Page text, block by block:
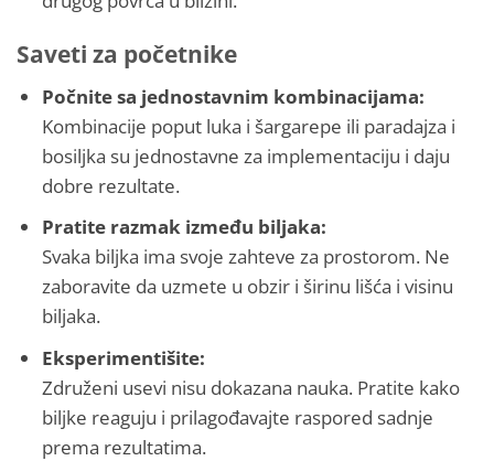
Saveti za početnike
Počnite sa jednostavnim kombinacijama:
Kombinacije poput luka i šargarepe ili paradajza i
bosiljka su jednostavne za implementaciju i daju
dobre rezultate.
Pratite razmak između biljaka:
Svaka biljka ima svoje zahteve za prostorom. Ne
zaboravite da uzmete u obzir i širinu lišća i visinu
biljaka.
Eksperimentišite:
Združeni usevi nisu dokazana nauka. Pratite kako
biljke reaguju i prilagođavajte raspored sadnje
prema rezultatima.